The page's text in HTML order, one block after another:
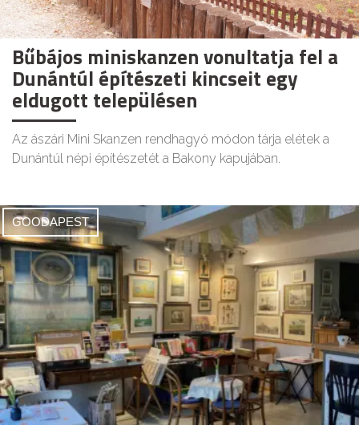
Bűbájos miniskanzen vonultatja fel a
Dunántúl építészeti kincseit egy
eldugott településen
Az ászári Mini Skanzen rendhagyó módon tárja elétek a
Dunántúl népi építészetét a Bakony kapujában.
GOODAPEST